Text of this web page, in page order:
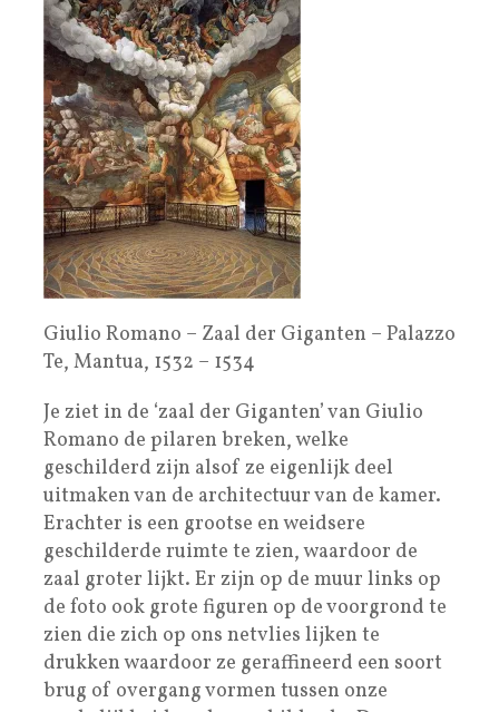
Giulio Romano – Zaal der Giganten – Palazzo
Te, Mantua, 1532 – 1534
Je ziet in de ‘zaal der Giganten’ van Giulio
Romano de pilaren breken, welke
geschilderd zijn alsof ze eigenlijk deel
uitmaken van de architectuur van de kamer.
Erachter is een grootse en weidsere
geschilderde ruimte te zien, waardoor de
zaal groter lijkt. Er zijn op de muur links op
de foto ook grote figuren op de voorgrond te
zien die zich op ons netvlies lijken te
drukken waardoor ze geraffineerd een soort
brug of overgang vormen tussen onze